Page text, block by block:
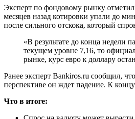
Эксперт по фондовому рынку
месяцев назад котировки упали до
после сильного отскока, который
«В результате до конца недели
текущем уровне 7,16, то
рынке, курс евро к доллару
Ранее эксперт Bankiros.ru сообщил,
перспективе он ждет падение. К
Что в итоге: